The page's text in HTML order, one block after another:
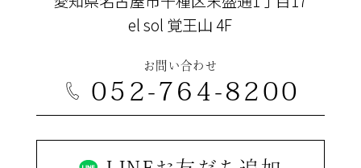
el sol 覚王山 4F
お問い合わせ
052-764-8200